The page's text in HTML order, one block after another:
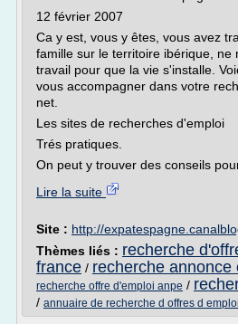
12 février 2007
Ca y est, vous y êtes, vous avez
famille sur le territoire ibérique, ne
travail pour que la vie s'installe.
vous accompagner dans votre
net.
Les sites de recherches d'emploi
Trés pratiques.
On peut y trouver des conseils
Lire la suite
Site : http://
Thèmes liés : recherche
france / recherche annonce
recherche offre d'emploi anpe /
/ annuaire de recherche d offres d emploi